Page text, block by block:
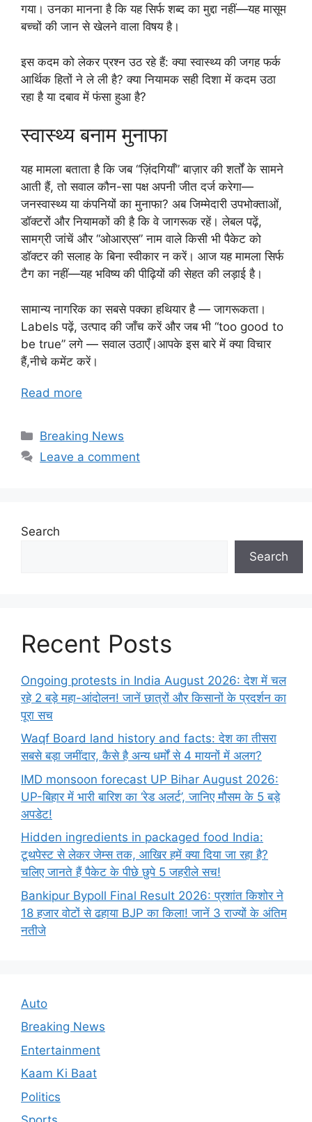
गया। उनका मानना है कि यह सिर्फ शब्द का मुद्दा नहीं—यह मासूम
बच्चों की जान से खेलने वाला विषय है।
इस कदम को लेकर प्रश्न उठ रहे हैं: क्या स्वास्थ्य की जगह फर्क
आर्थिक हितों ने ले ली है? क्या नियामक सही दिशा में कदम उठा
रहा है या दबाव में फंसा हुआ है?
स्वास्थ्य बनाम मुनाफा
यह मामला बताता है कि जब “ज़िंदगियाँ” बाज़ार की शर्तों के सामने
आती हैं, तो सवाल कौन-सा पक्ष अपनी जीत दर्ज करेगा—
जनस्वास्थ्य या कंपनियों का मुनाफा? अब जिम्मेदारी उपभोक्ताओं,
डॉक्टरों और नियामकों की है कि वे जागरूक रहें। लेबल पढ़ें,
सामग्री जांचें और “ओआरएस” नाम वाले किसी भी पैकेट को
डॉक्टर की सलाह के बिना स्वीकार न करें। आज यह मामला सिर्फ
टैग का नहीं—यह भविष्य की पीढ़ियों की सेहत की लड़ाई है।
सामान्य नागरिक का सबसे पक्का हथियार है — जागरूकता।
Labels पढ़ें, उत्पाद की जाँच करें और जब भी “too good to
be true” लगे — सवाल उठाएँ।आपके इस बारे में क्या विचार
हैं,नीचे कमेंट करें।
Read more
Categories
Breaking News
Leave a comment
Search
Search
Recent Posts
Ongoing protests in India August 2026: देश में चल
रहे 2 बड़े महा-आंदोलन! जानें छात्रों और किसानों के प्रदर्शन का
पूरा सच
Waqf Board land history and facts: देश का तीसरा
सबसे बड़ा जमींदार, कैसे है अन्य धर्मों से 4 मायनों में अलग?
IMD monsoon forecast UP Bihar August 2026:
UP-बिहार में भारी बारिश का ‘रेड अलर्ट’, जानिए मौसम के 5 बड़े
अपडेट!
Hidden ingredients in packaged food India:
टूथपेस्ट से लेकर जेम्स तक, आखिर हमें क्या दिया जा रहा है?
चलिए जानते हैं पैकेट के पीछे छुपे 5 जहरीले सच!
Bankipur Bypoll Final Result 2026: प्रशांत किशोर ने
18 हजार वोटों से ढहाया BJP का किला! जानें 3 राज्यों के अंतिम
नतीजे
Auto
Breaking News
Entertainment
Kaam Ki Baat
Politics